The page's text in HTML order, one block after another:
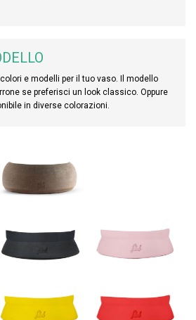
e modelli per il tuo vaso. Il modello
se preferisci un look classico. Oppure
in diverse colorazioni.